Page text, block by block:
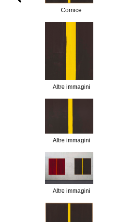
Cornice
Altre immagini
Altre immagini
Altre immagini